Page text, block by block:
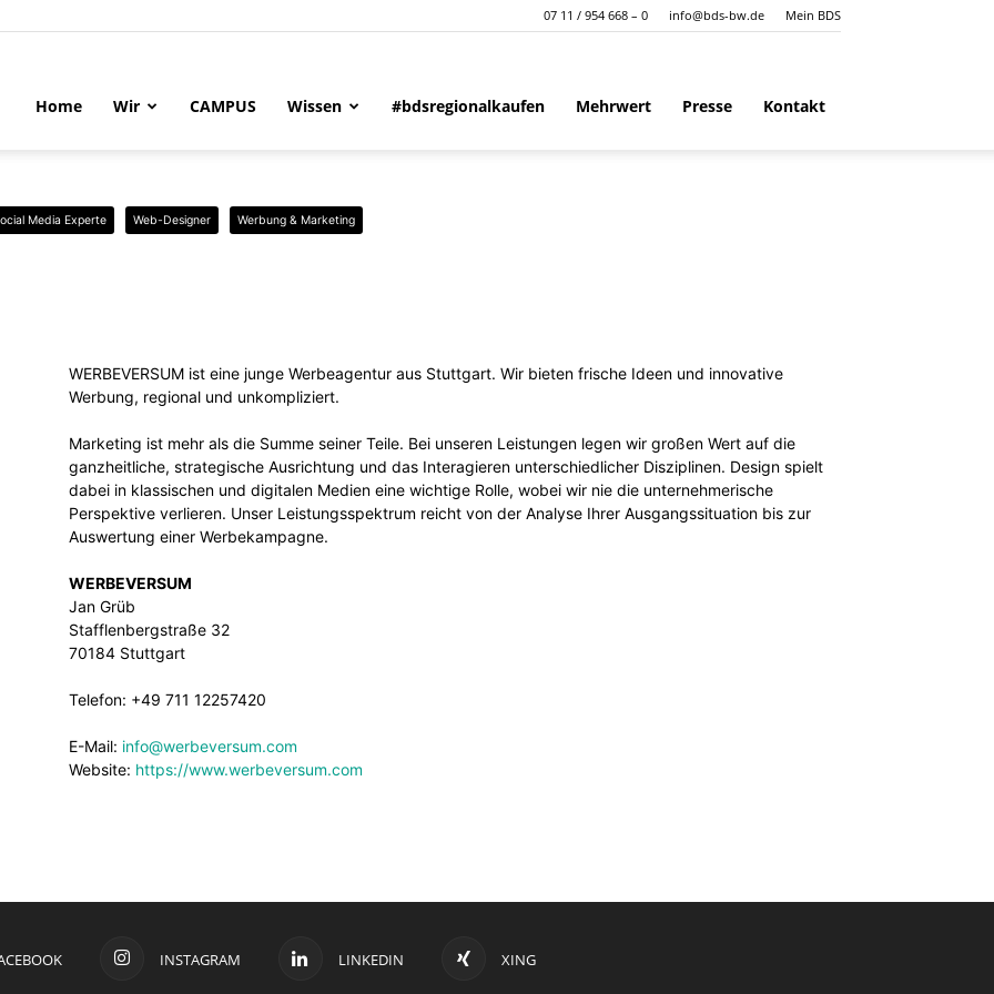
07 11 / 954 668 – 0 info@bds-bw.de Mein BDS
Home Wir CAMPUS Wissen #bdsregionalkaufen Mehrwert Presse Kontakt
Media Experte Web-Designer Werbung & Marketing
WERBEVERSUM ist eine junge Werbeagentur aus Stuttgart. Wir bieten frische Ideen und innovative
Werbung, regional und unkompliziert.
Marketing ist mehr als die Summe seiner Teile. Bei unseren Leistungen legen wir großen Wert auf die
ganzheitliche, strategische Ausrichtung und das Interagieren unterschiedlicher Disziplinen. Design spielt
dabei in klassischen und digitalen Medien eine wichtige Rolle, wobei wir nie die unternehmerische
Perspektive verlieren. Unser Leistungsspektrum reicht von der Analyse Ihrer Ausgangssituation bis zur
Auswertung einer Werbekampagne.
WERBEVERSUM
Jan Grüb
Stafflenbergstraße 32
70184 Stuttgart
Telefon: +49 711 12257420
E-Mail: info@werbeversum.com
Website: https://www.werbeversum.com
INSTAGRAM LINKEDIN XING